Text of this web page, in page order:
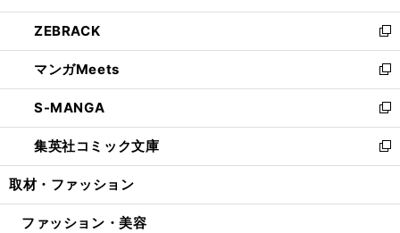
開
く
ウ
で
開
く
ン
ド
ウ
で
開
く
ウ
ィ
ン
ド
ウ
で
開
く
し
い
ウ
ィ
ン
ド
ウ
で
開
ZEBRACK
新
し
い
ウ
ィ
ン
ド
ウ
開
マンガMeets
新
し
い
ウ
ィ
ン
ウ
S-MANGA
新
し
い
ウ
ン
集英社コミック文庫
新
し
ウ
取材・ファッション
ファッション・美容